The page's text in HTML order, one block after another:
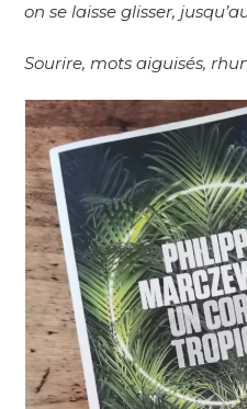
on se laisse glisser,
Sourire, mots aiguisés,